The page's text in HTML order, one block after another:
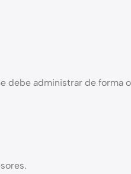
administrar de forma